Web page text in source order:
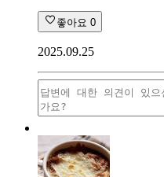
좋아요 0
2025.09.25